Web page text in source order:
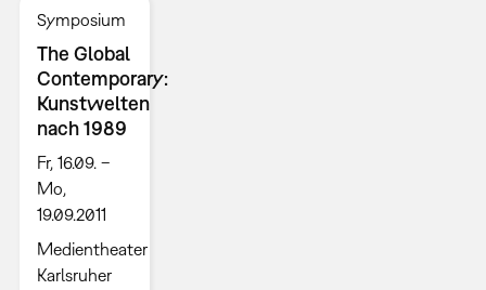
Symposium
The Global
Contemporary:
Kunstwelten
nach 1989
Fr, 16.09. –
Mo,
19.09.2011
Medientheater
Karlsruher